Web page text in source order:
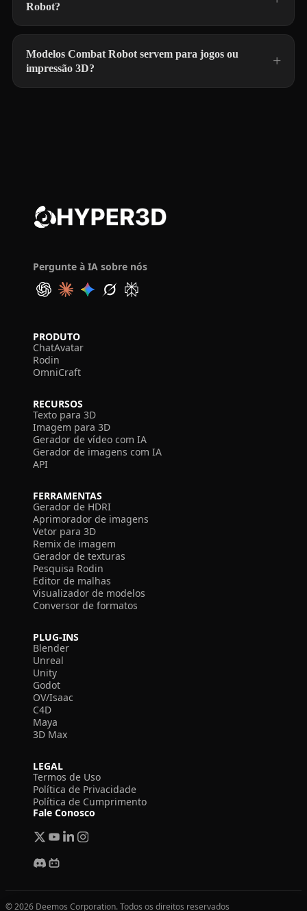
Robot?
Modelos Combat Robot servem para jogos ou
impressão 3D?
Pergunte à IA sobre nós
PRODUTO
ChatAvatar
Rodin
OmniCraft
RECURSOS
Texto para 3D
Imagem para 3D
Gerador de vídeo com IA
Gerador de imagens com IA
API
FERRAMENTAS
Gerador de HDRI
Aprimorador de imagens
Vetor para 3D
Remix de imagem
Gerador de texturas
Pesquisa Rodin
Editor de malhas
Visualizador de modelos
Conversor de formatos
PLUG-INS
Blender
Unreal
Unity
Godot
OV/Isaac
C4D
Maya
3D Max
LEGAL
Termos de Uso
Política de Privacidade
Política de Cumprimento
Fale Conosco
© 2026 Deemos Corporation. Todos os direitos reservados